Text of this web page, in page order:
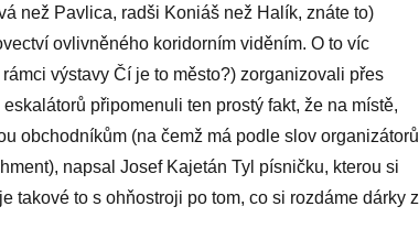
než Pavlica, radši Koniáš než Halík, znáte to)
ovlivněného koridorním viděním. O to víc
výstavy Čí je to město?) zorganizovali přes
připomenuli ten prostý fakt, že na místě,
obchodníkům (na čemž má podle slov organizátorů
napsal Josef Kajetán Tyl písničku, kterou si
takové to s ohňostroji po tom, co si rozdáme dárky z